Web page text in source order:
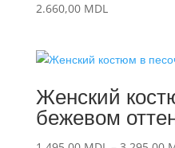
2.660,00 MDL
Женский
бежевом